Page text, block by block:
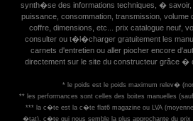
synth�se des informations techniques, � savoir,
puissance, consommation, transmission,
coffre, dimensions, etc... prix catalogue neuf,
consulter ou t�l�charger gratuitement les
carnets d'entretien ou aller piocher encore
directement sur le site du constructeur grâce �
* le poids est le poids maximum relev�
** les performances sont celles des boites manuelles
*** la c�te est la c�te flat6 magazine ou LVA
�tat), c�te qui nous semble la plus approchante du